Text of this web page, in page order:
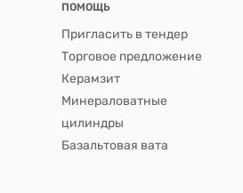
ПОМОЩЬ
Пригласить в тендер
Торговое предложение
Керамзит
Минераловатные
цилиндры
Базальтовая вата